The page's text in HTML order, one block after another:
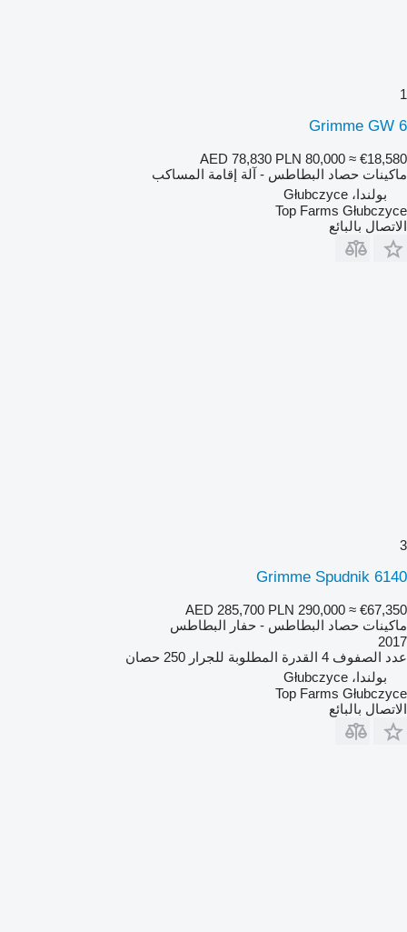
1
Grimme GW 6
AED 78,830 PLN 80,000 ≈ €18,580
ماكينات حصاد البطاطس - آلة إقامة المساكب
بولندا، Głubczyce
Top Farms Głubczyce
الاتصال بالبائع
3
Grimme Spudnik 6140
AED 285,700 PLN 290,000 ≈ €67,350
ماكينات حصاد البطاطس - حفار البطاطس
2017
عدد الصفوف 4 القدرة المطلوبة للجرار 250 حصان
بولندا، Głubczyce
Top Farms Głubczyce
الاتصال بالبائع